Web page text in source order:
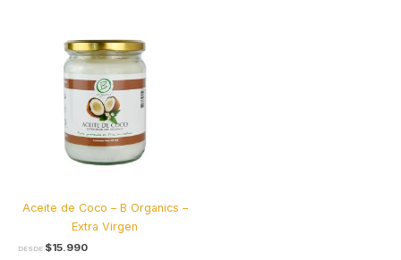
Aceite de Coco – B Organics –
Extra Virgen
DESDE $15.990